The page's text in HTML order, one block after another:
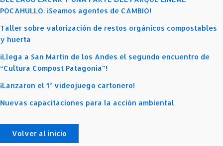
POCAHULLO. ¡Seamos agentes de CAMBIO!
Taller sobre valorización de restos orgánicos compostables
y huerta
¡Llega a San Martín de los Andes el segundo encuentro de
“Cultura Compost Patagonia”!
¡Lanzaron el 1° videojuego cartonero!
Nuevas capacitaciones para la acción ambiental
Volver al inicio